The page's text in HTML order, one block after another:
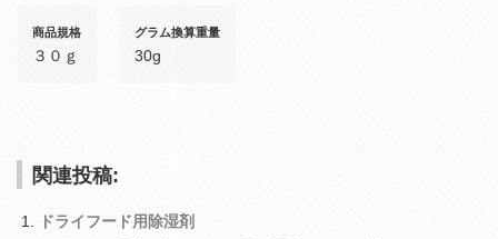
商品規格
３０ｇ
グラム換算重量
30g
関連投稿:
ドライフード用除湿剤